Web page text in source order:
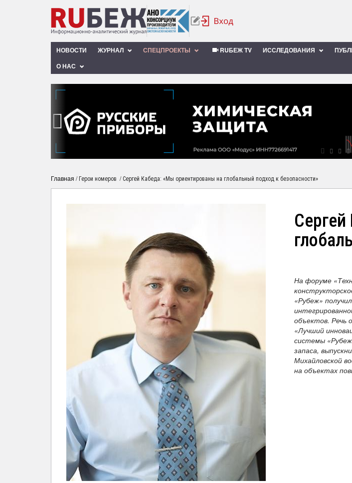
НОВОСТИ ЖУРНАЛ СПЕЦПРОЕКТЫ RUБЕЖ TV ИССЛЕДОВАНИЯ
О НАС
‹
Главная / Герои номеров / Сергей Кабеда: «Мы ориентированы на глобальный подход к безопасности»
На форуме
«Рубеж»
объектов. Речь
«Лучший
системы
запаса,
Михайловской
на объектах